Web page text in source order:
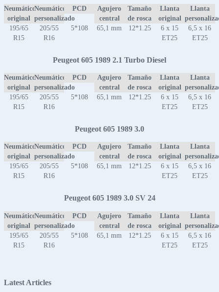
Neumático
original
Neumático
personalizado
PCD
Agujero
central
Tamaño
de rosca
Llanta
original
Llanta
195/65
R15
205/55
R16
5*108 65,1 mm 12*1.25
6 x 15
ET25
6,5 x 16
ET25
Peugeot 605 1989 2.1 Turbo Diesel
Neumático
original
Neumático
personalizado
PCD
Agujero
central
Tamaño
de rosca
Llanta
original
Llanta
195/65
R15
205/55
R16
5*108 65,1 mm 12*1.25
6 x 15
ET25
6,5 x 16
ET25
Peugeot 605 1989 3.0
Neumático
original
Neumático
personalizado
PCD
Agujero
central
Tamaño
de rosca
Llanta
original
Llanta
195/65
R15
205/55
R16
5*108 65,1 mm 12*1.25
6 x 15
ET25
6,5 x 16
ET25
Peugeot 605 1989 3.0 SV 24
Neumático
original
Neumático
personalizado
PCD
Agujero
central
Tamaño
de rosca
Llanta
original
Llanta
195/65
R15
205/55
R16
5*108 65,1 mm 12*1.25
6 x 15
ET25
6,5 x 16
ET25
Latest Articles